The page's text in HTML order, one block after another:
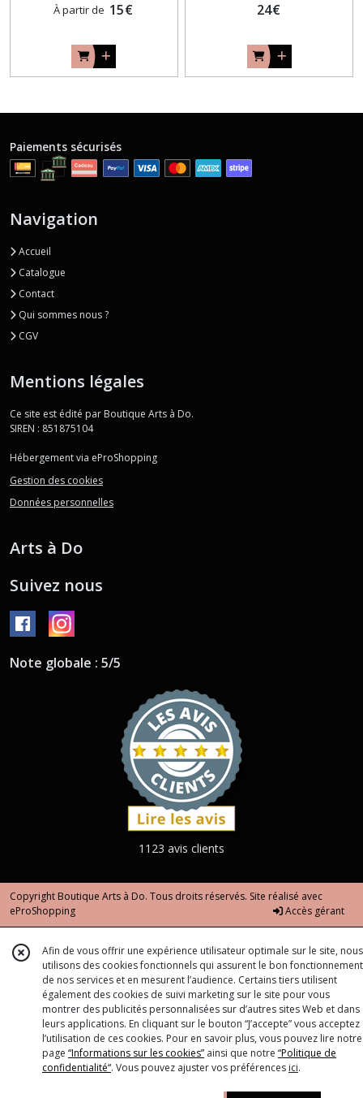
À partir de 15€ 24€
Paiements sécurisés
Navigation
Accueil
Catalogue
Contact
Qui sommes nous ?
CGV
Mentions légales
Ce site est édité par Boutique Arts à Do.
SIREN : 851875104
Hébergement via eProShopping
Gestion des cookies
Données personnelles
Arts à Do
Suivez nous
Note globale : 5/5
1123 avis clients
Copyright Boutique Arts à Do. Tous droits réservés. Site réalisé avec
eProShopping
Accès gérant
Afin de vous offrir une expérience utilisateur optimale sur le site, nous
utilisons des cookies fonctionnels qui assurent le bon fonctionnement
de nos services et en mesurent l’audience. Certains tiers utilisent
également des cookies de suivi marketing sur le site pour vous
montrer des publicités personnalisées sur d’autres sites Web et dans
leurs applications. En cliquant sur le bouton “J’accepte” vous acceptez
l’utilisation de ces cookies. Pour en savoir plus, vous pouvez lire notre
page “Informations sur les cookies” ainsi que notre “Politique de
confidentialité“. Vous pouvez ajuster vos préférences ici.